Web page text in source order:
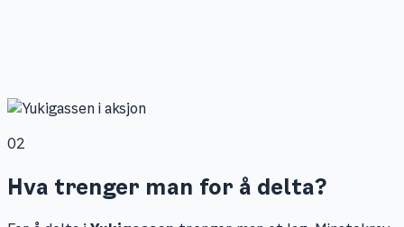
02
Hva trenger man for å delta?